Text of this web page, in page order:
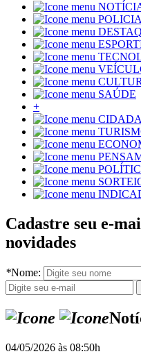
SAÚDE
+
Cadastre seu e-
novidades
*Nome:
04/05/2026 às 08:50h